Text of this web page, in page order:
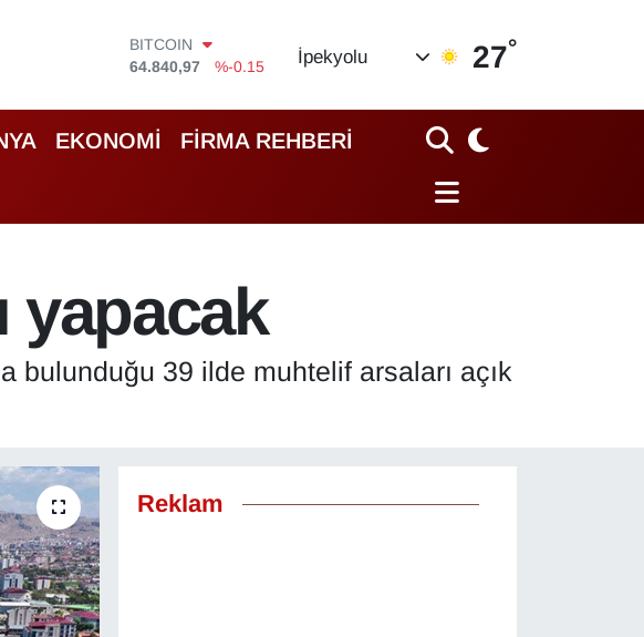
DOLAR
47,7436
%0.18
55,2510
%0.32
STERLİN
BİST100
İpekyolu 27°
EKONOMİ FİRMA REHBERİ
yapacak
bulunduğu 39 ilde muhtelif arsaları açık
Reklam